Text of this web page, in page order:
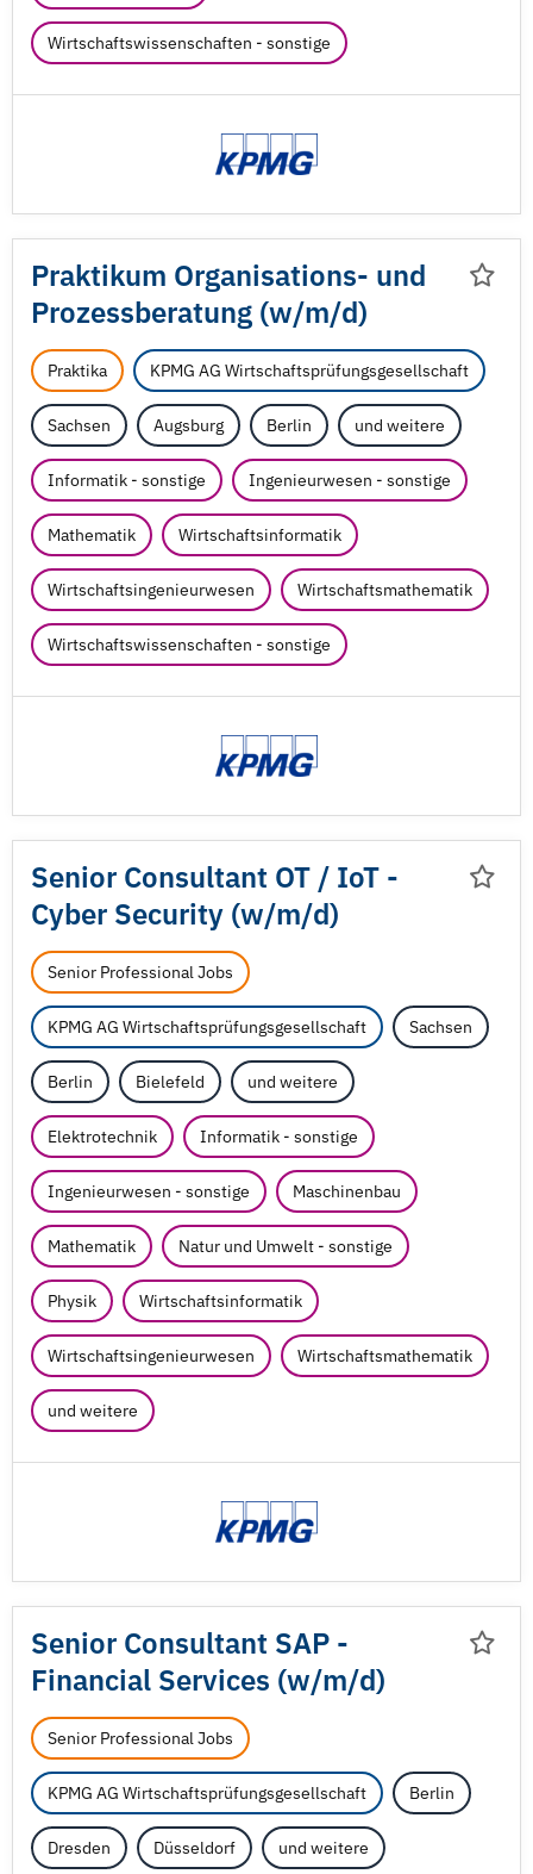
Wirtschaftswissenschaften - sonstige
Praktikum Organisations- und
Prozessberatung (w/m/d)
Praktika KPMG AG Wirtschaftsprüfungsgesellschaft
Sachsen Augsburg Berlin und weitere
Informatik - sonstige Ingenieurwesen - sonstige
Mathematik Wirtschaftsinformatik
Wirtschaftsingenieurwesen Wirtschaftsmathematik
Wirtschaftswissenschaften - sonstige
Senior Consultant OT / IoT -
Cyber Security (w/m/d)
Senior Professional Jobs
KPMG AG Wirtschaftsprüfungsgesellschaft Sachsen
Berlin Bielefeld und weitere
Elektrotechnik Informatik - sonstige
Ingenieurwesen - sonstige Maschinenbau
Mathematik Natur und Umwelt - sonstige
Physik Wirtschaftsinformatik
Wirtschaftsingenieurwesen Wirtschaftsmathematik
und weitere
Senior Consultant SAP -
Financial Services (w/m/d)
Senior Professional Jobs
KPMG AG Wirtschaftsprüfungsgesellschaft Berlin
Dresden Düsseldorf und weitere